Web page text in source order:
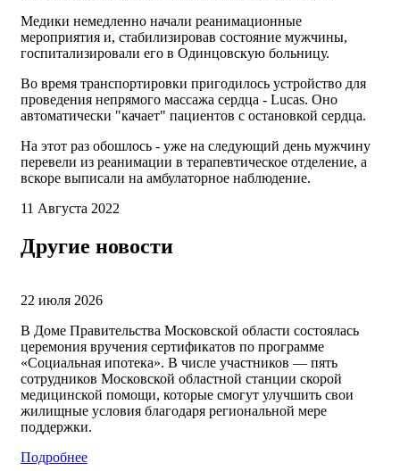
Медики немедленно начали реанимационные
мероприятия и, стабилизировав состояние мужчины,
госпитализировали его в Одинцовскую больницу.
Во время транспортировки пригодилось устройство для
проведения непрямого массажа сердца - Lucas. Оно
автоматически "качает" пациентов с остановкой сердца.
На этот раз обошлось - уже на следующий день мужчину
перевели из реанимации в терапевтическое отделение, а
вскоре выписали на амбулаторное наблюдение.
11 Августа 2022
Другие новости
22 июля 2026
В Доме Правительства Московской области состоялась
церемония вручения сертификатов по программе
«Социальная ипотека». В числе участников — пять
сотрудников Московской областной станции скорой
медицинской помощи, которые смогут улучшить свои
жилищные условия благодаря региональной мере
поддержки.
Подробнее